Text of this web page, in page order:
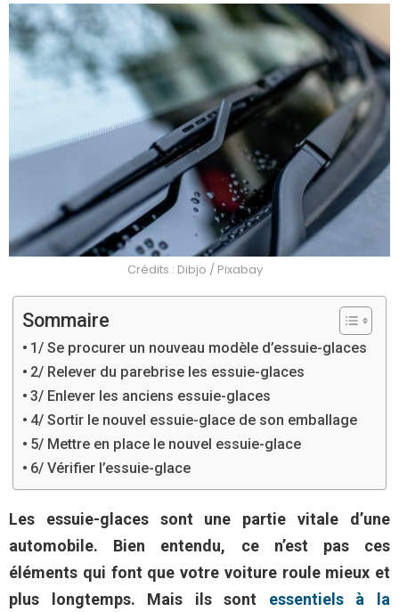
Crédits : Dibjo / Pixabay
Sommaire
1/ Se procurer un nouveau modèle d’essuie-glaces
2/ Relever du parebrise les essuie-glaces
3/ Enlever les anciens essuie-glaces
4/ Sortir le nouvel essuie-glace de son emballage
5/ Mettre en place le nouvel essuie-glace
6/ Vérifier l’essuie-glace
Les essuie-glaces sont une partie vitale d’une
automobile. Bien entendu, ce n’est pas ces
éléments qui font que votre voiture roule mieux et
plus longtemps. Mais ils sont essentiels à la